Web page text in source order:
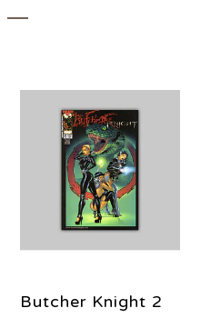
Butcher Knight 2